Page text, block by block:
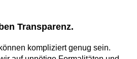
Transparenz.
kompliziert genug sein.